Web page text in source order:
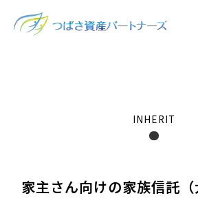
家主さん向けの家族信託（
INHERIT